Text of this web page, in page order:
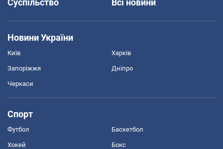
Новини України
Київ Харків
Запоріжжя Дніпро
Черкаси
Спорт
Футбол Баскетбол
Хокей Бокс